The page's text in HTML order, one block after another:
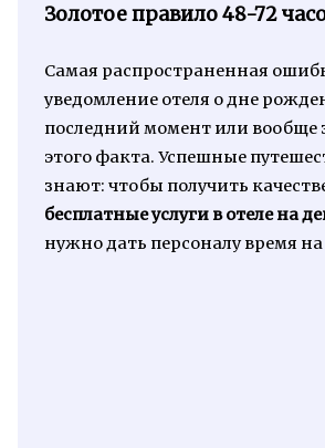
Золотое правило 48-72
Самая распространенная
уведомление отеля о дне
последний момент или вообще
этого факта. Успешные
знают: чтобы получить
бесплатные услуги в отеле на
нужно дать персоналу время на